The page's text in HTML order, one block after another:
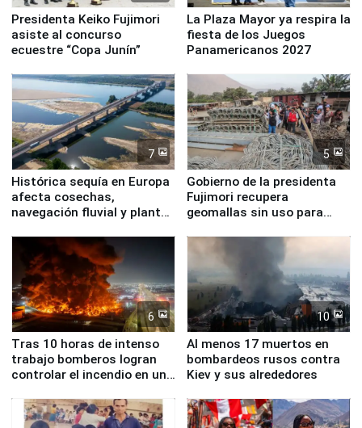
Presidenta Keiko Fujimori
asiste al concurso
ecuestre “Copa Junín”
La Plaza Mayor ya respira la
fiesta de los Juegos
Panamericanos 2027
7
Histórica sequía en Europa
afecta cosechas,
navegación fluvial y plantas
5
Gobierno de la presidenta
Fujimori recupera
geomallas sin uso para
Fenómeno El Niño
6
Tras 10 horas de intenso
trabajo bomberos logran
controlar el incendio en una
de Chile
10
Al menos 17 muertos en
bombardeos rusos contra
Kiev y sus alrededores